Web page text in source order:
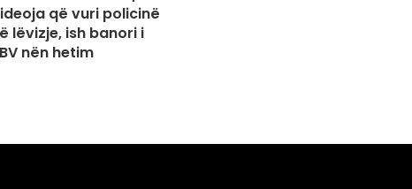
që vuri policinë
lëvizje, ish banori i
nën hetim